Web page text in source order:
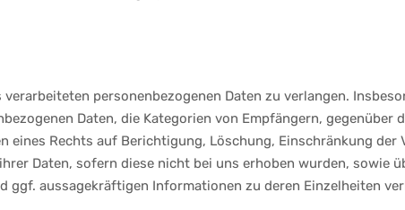
personenbezogenen Daten zu verlangen.
Daten, die Kategorien von Empfängern, gegenüber
eines Rechts auf Berichtigung, Löschung, Einschränkung der
Daten, sofern diese nicht bei uns erhoben wurden, sowie
aussagekräftigen Informationen zu deren Einzelheiten